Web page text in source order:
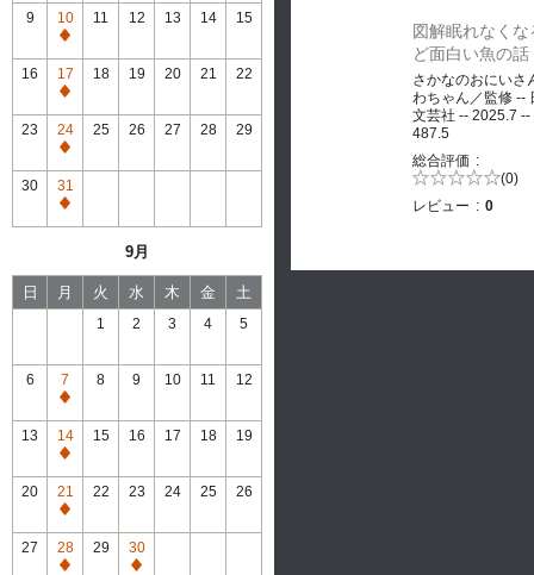
常
休
館
9
10
通
常
休
館
11 12 13 14 15
16
17
通
常
休
館
18 19 20 21 22
23
24
通
常
休
館
25 26 27 28 29
30
31
通
館
9月
日 月 火 水 木 金 土
1 2 3 4 5
6
7
通
常
休
館
8 9 10 11 12
13
14
通
常
休
館
15 16 17 18 19
20
21
通
常
休
22 23 24 25 26
27
28
通
29
30
通
図解眠れなくな
ど面白い魚の話
さかなのおにいさ
わちゃん／監修 --
文芸社 -- 2025.7 --
487.5
総合評価
5段階評価の (0)
レビュー
0